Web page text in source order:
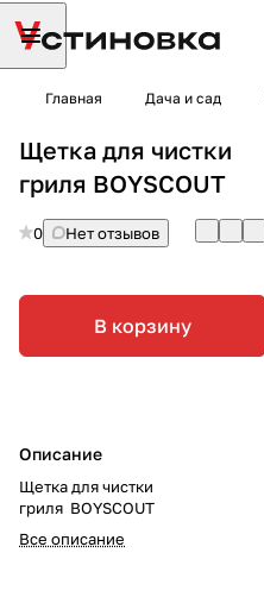
Главная Дача и сад
Щетка для чистки
гриля BOYSCOUT
0 Нет отзывов
В корзину
Описание
Щетка для чистки
гриля BOYSCOUT
Все описание